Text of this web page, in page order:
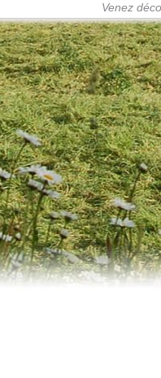
Venez